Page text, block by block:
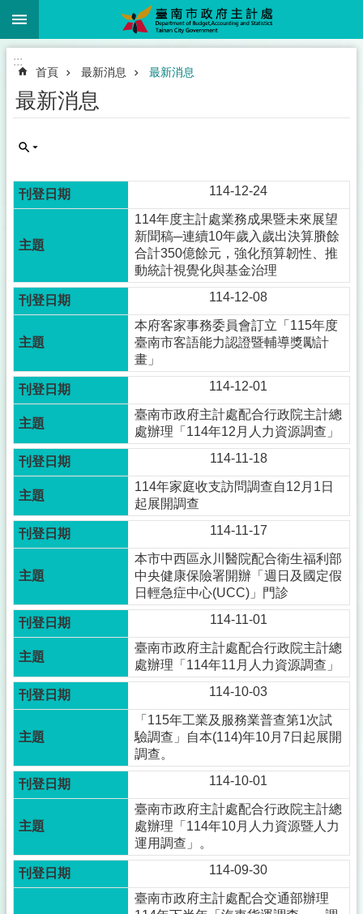
跳到主要內容區塊
:::
首頁 最新消息 最新消息
最新消息
114-12-24
114年度主計處業務成果暨未來展望
新聞稿─連續10年歲入歲出決算賸餘
合計350億餘元，強化預算韌性、推
動統計視覺化與基金治理
114-12-08
本府客家事務委員會訂立「115年度
臺南市客語能力認證暨輔導獎勵計
畫」
114-12-01
臺南市政府主計處配合行政院主計總
處辦理「114年12月人力資源調查」
114-11-18
114年家庭收支訪問調查自12月1日
起展開調查
114-11-17
本市中西區永川醫院配合衛生福利部
中央健康保險署開辦「週日及國定假
日輕急症中心(UCC)」門診
114-11-01
臺南市政府主計處配合行政院主計總
處辦理「114年11月人力資源調查」
114-10-03
「115年工業及服務業普查第1次試
驗調查」自本(114)年10月7日起展開
調查。
114-10-01
臺南市政府主計處配合行政院主計總
處辦理「114年10月人力資源暨人力
運用調查」。
114-09-30
臺南市政府主計處配合交通部辦理